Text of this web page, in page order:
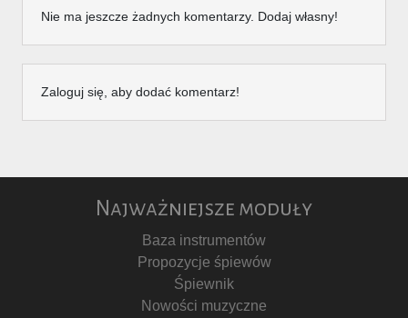
Nie ma jeszcze żadnych komentarzy. Dodaj własny!
Zaloguj się, aby dodać komentarz!
Najważniejsze moduły
Baza instrumentów
Propozycje śpiewów
Śpiewnik
Nowości muzyczne